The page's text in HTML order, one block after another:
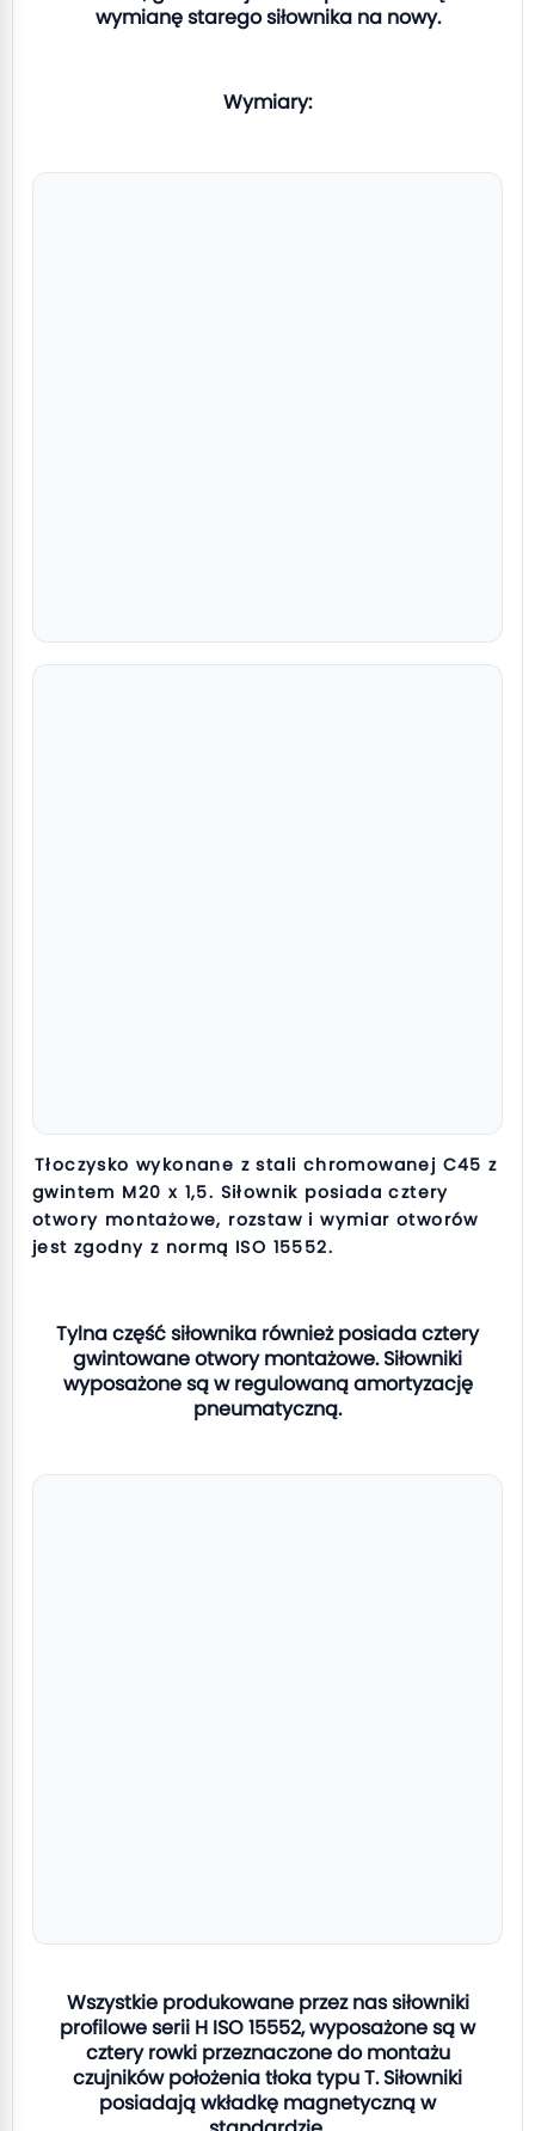
wymianę starego siłownika na nowy.
Wymiary:
Tłoczysko wykonane z stali chromowanej C45 z
gwintem M20 x 1,5. Siłownik posiada cztery
otwory montażowe, rozstaw i wymiar otworów
jest zgodny z normą ISO 15552.
Tylna część siłownika również posiada cztery
gwintowane otwory montażowe. Siłowniki
wyposażone są w regulowaną amortyzację
pneumatyczną.
Wszystkie produkowane przez nas siłowniki
profilowe serii H ISO 15552, wyposażone są w
cztery rowki przeznaczone do montażu
czujników położenia tłoka typu T. Siłowniki
posiadają wkładkę magnetyczną w